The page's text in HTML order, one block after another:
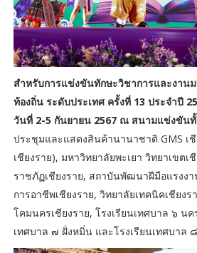
สำหรับการแข่งขันทักษะวิชาการและงาน
ท้องถิ่น ระดับประเทศ ครั้งที่ 13 ประจำปี
วันที่ 2-5 กันยายน 2567 ณ สนามแข่งขัน
ประชุมและแสดงสินค้านานาชาติ GMS เ
เชียงราย), มหาวิทยาลัยพะเยา วิทยาเขตเ
ราชภัฏเชียงราย, สถาบันพัฒนาฝีมือแรงงา
การอาชีพเชียงราย, วิทยาลัยเทคนิคเชียงร
โคมนครเชียงราย, โรงเรียนเทศบาล ๖ นค
เทศบาล ๗ ฝั่งหมิ่น และโรงเรียนเทศบาล